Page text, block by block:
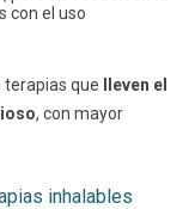
con el uso
terapias que lleven el
, con mayor
inhalables